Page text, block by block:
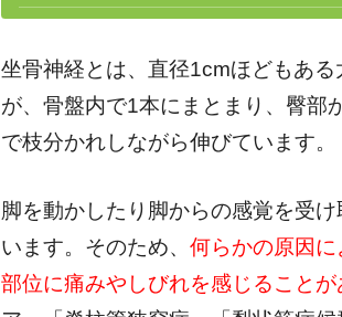
坐骨神経とは、直径1cmほどもあ
が、骨盤内で1本にまとまり、臀部
で枝分かれしながら伸びています。
脚を動かしたり脚からの感覚を受
います。そのため、 何らかの原因
部位に痛みやしびれを感じることが